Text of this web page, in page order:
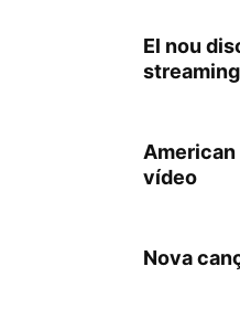
El nou
streaming
vídeo
Nova